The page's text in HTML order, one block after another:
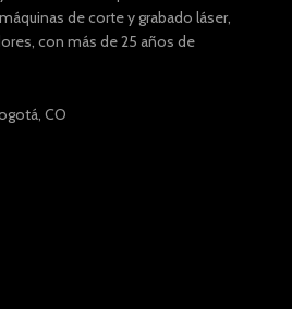
de corte y grabado láser,
con más de 25 años de
CO